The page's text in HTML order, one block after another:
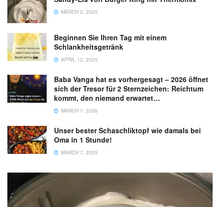
MARCH 5, 2025
Beginnen Sie Ihren Tag mit einem
Schlankheitsgetränk
APRIL 12, 2025
Baba Vanga hat es vorhergesagt – 2026 öffnet
sich der Tresor für 2 Sternzeichen: Reichtum
kommt, den niemand erwartet…
MARCH 7, 2026
Unser bester Schaschliktopf wie damals bei
Oma in 1 Stunde!
MARCH 7, 2025